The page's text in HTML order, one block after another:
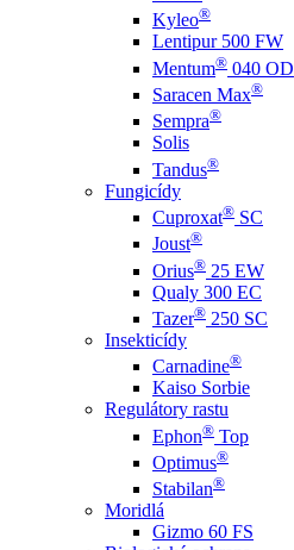
Kyleo®
Lentipur 500 FW
Mentum® 040 OD
Saracen Max®
Sempra®
Solis
Tandus®
Fungicídy
Cuproxat® SC
Joust®
Orius® 25 EW
Qualy 300 EC
Tazer® 250 SC
Insekticídy
Carnadine®
Kaiso Sorbie
Regulátory rastu
Ephon® Top
Optimus®
Stabilan®
Moridlá
Gizmo 60 FS